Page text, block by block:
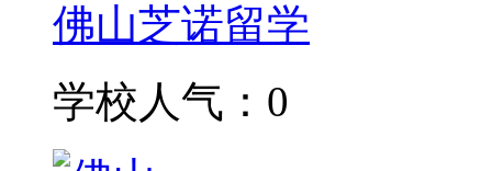
佛山芝诺留学
学校人气：0